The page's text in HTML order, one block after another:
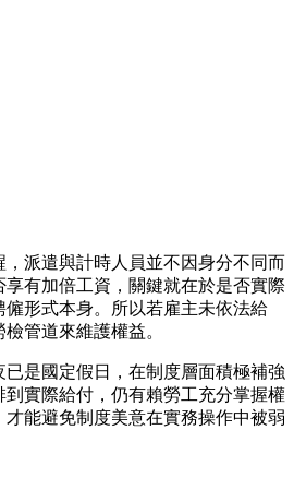
派遣與計時人員並不因身分不同而
有加倍工資，關鍵就在於是否實際
形式本身。所以若雇主未依法給
管道來維護權益。
是國定假日，在制度層面積極補強
實際給付，仍有賴勞工充分掌握權
能避免制度美意在實務操作中被弱